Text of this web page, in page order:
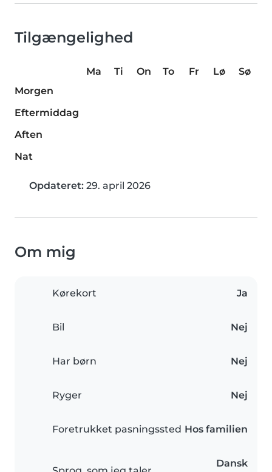
Tilgængelighed
Ma Ti On To Fr Lø
Sø
Morgen
Eftermiddag
Aften
Nat
Opdateret: 29. april 2026
Om mig
Kørekort Ja
Bil Nej
Har børn Nej
Ryger Nej
Foretrukket pasningssted Hos familien
Dansk